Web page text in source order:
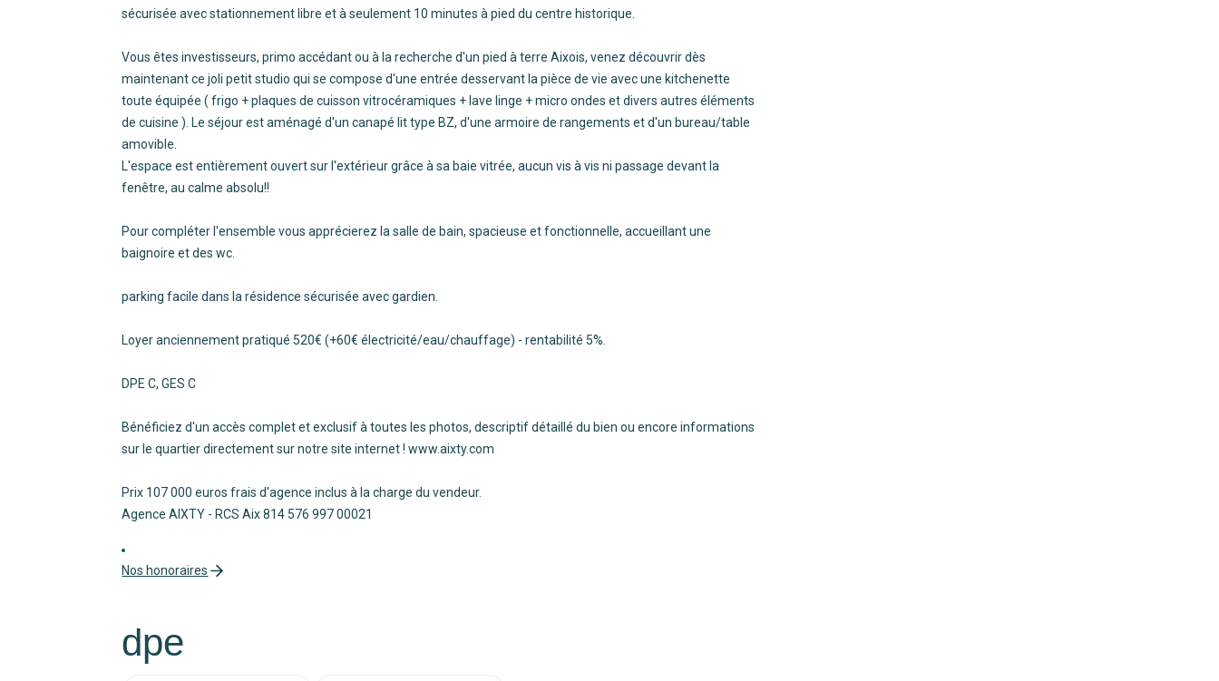
sécurisée avec stationnement libre et à seulement 10 minutes à pied du centre historique.
Vous êtes investisseurs, primo accédant ou à la recherche d'un pied à terre Aixois, venez découvrir dès
maintenant ce joli petit studio qui se compose d'une entrée desservant la pièce de vie avec une kitchenette
toute équipée ( frigo + plaques de cuisson vitrocéramiques + lave linge + micro ondes et divers autres éléments
de cuisine ). Le séjour est aménagé d'un canapé lit type BZ, d'une armoire de rangements et d'un bureau/table
amovible.
L'espace est entièrement ouvert sur l'extérieur grâce à sa baie vitrée, aucun vis à vis ni passage devant la
fenêtre, au calme absolu!!
Pour compléter l'ensemble vous apprécierez la salle de bain, spacieuse et fonctionnelle, accueillant une
baignoire et des wc.
parking facile dans la résidence sécurisée avec gardien.
Loyer anciennement pratiqué 520€ (+60€ électricité/eau/chauffage) - rentabilité 5%.
DPE C, GES C
Bénéficiez d'un accès complet et exclusif à toutes les photos, descriptif détaillé du bien ou encore informations
sur le quartier directement sur notre site internet ! www.aixty.com
Prix 107 000 euros frais d'agence inclus à la charge du vendeur.
Agence AIXTY - RCS Aix 814 576 997 00021
Nos honoraires
dpe